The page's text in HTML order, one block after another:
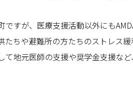
すが、医療支援活動以外にも
ちや避難所の方たちのストレス
地元医師の支援や奨学金支援な